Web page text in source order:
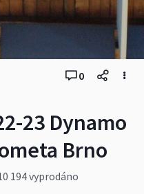
23 Dynamo
Brno
194 vyprodáno
0